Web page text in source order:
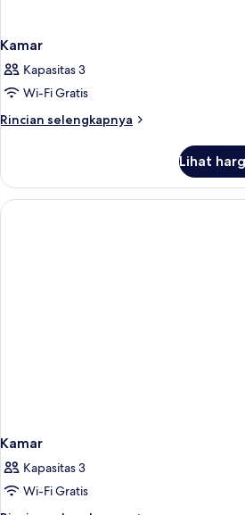
Kamar
Kapasitas 3
Wi-Fi Gratis
Rincian selengkapnya
Rincian
Kamar
Lihat
Kamar
Kapasitas 3
Wi-Fi Gratis